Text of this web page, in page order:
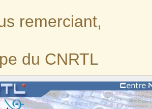
remerciant,
du CNRTL